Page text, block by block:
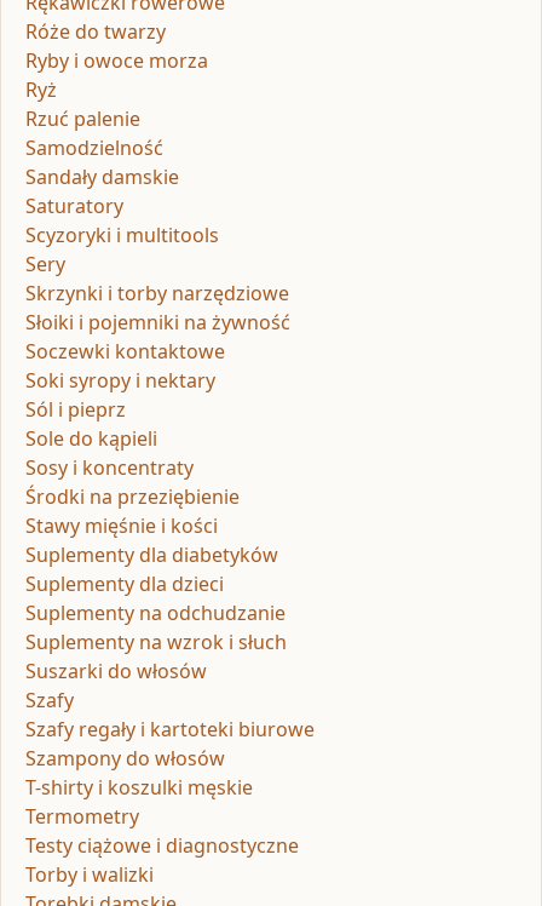
Róże do twarzy
Ryby i owoce morza
Ryż
Rzuć palenie
Samodzielność
Sandały damskie
Saturatory
Scyzoryki i multitools
Sery
Skrzynki i torby narzędziowe
Słoiki i pojemniki na żywność
Soczewki kontaktowe
Soki syropy i nektary
Sól i pieprz
Sole do kąpieli
Sosy i koncentraty
Środki na przeziębienie
Stawy mięśnie i kości
Suplementy dla diabetyków
Suplementy dla dzieci
Suplementy na odchudzanie
Suplementy na wzrok i słuch
Suszarki do włosów
Szafy
Szafy regały i kartoteki biurowe
Szampony do włosów
T-shirty i koszulki męskie
Termometry
Testy ciążowe i diagnostyczne
Torby i walizki